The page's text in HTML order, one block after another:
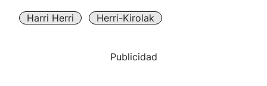
Harri Herri Herri-Kirolak
Publicidad